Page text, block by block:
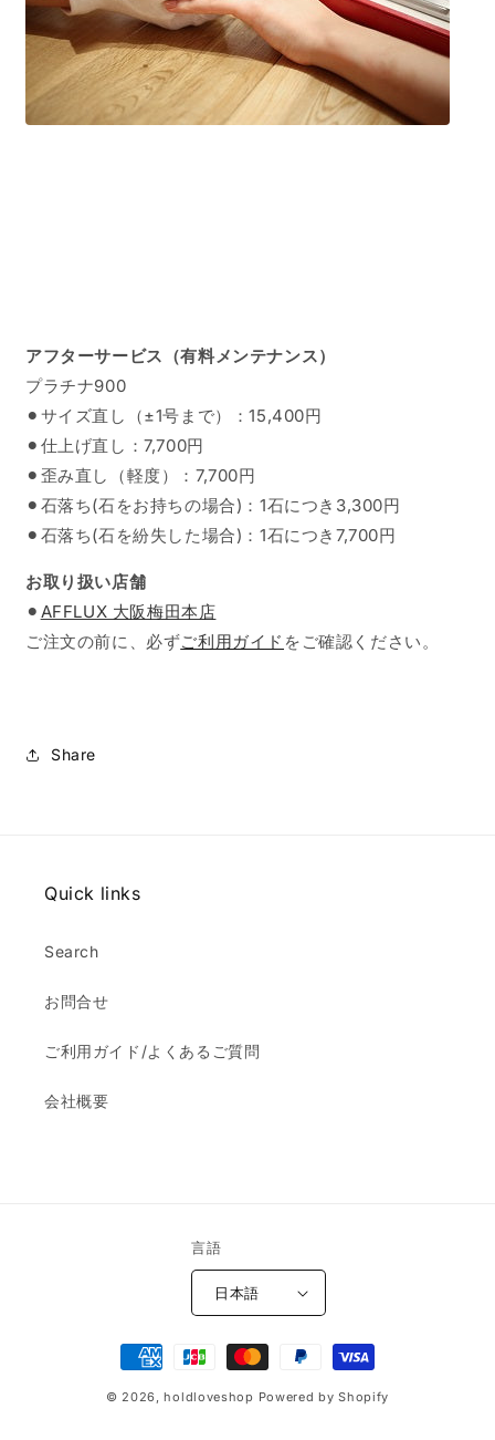
アフターサービス（有料メンテナンス）
プラチナ900
⚫︎サイズ直し（±1号まで）：15,400円
⚫︎仕上げ直し：7,700円
⚫︎歪み直し（軽度）：7,700円
⚫︎石落ち(石をお持ちの場合)：1石につき3,300円
⚫︎石落ち(石を紛失した場合)：1石につき7,700円
お取り扱い店舗
⚫︎ AFFLUX 大阪梅田本店
ご注文の前に、必ずご利用ガイド をご確認ください。
Share
Quick links
Search
お問合せ
ご利用ガイド/よくあるご質問
会社概要
言語
日本語
決
済
方
© 2026,holdloveshop Powered by Shopify